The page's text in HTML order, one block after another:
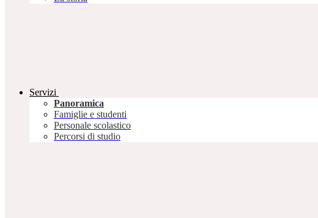
Servizi
Panoramica
Famiglie e studenti
Personale scolastico
Percorsi di studio